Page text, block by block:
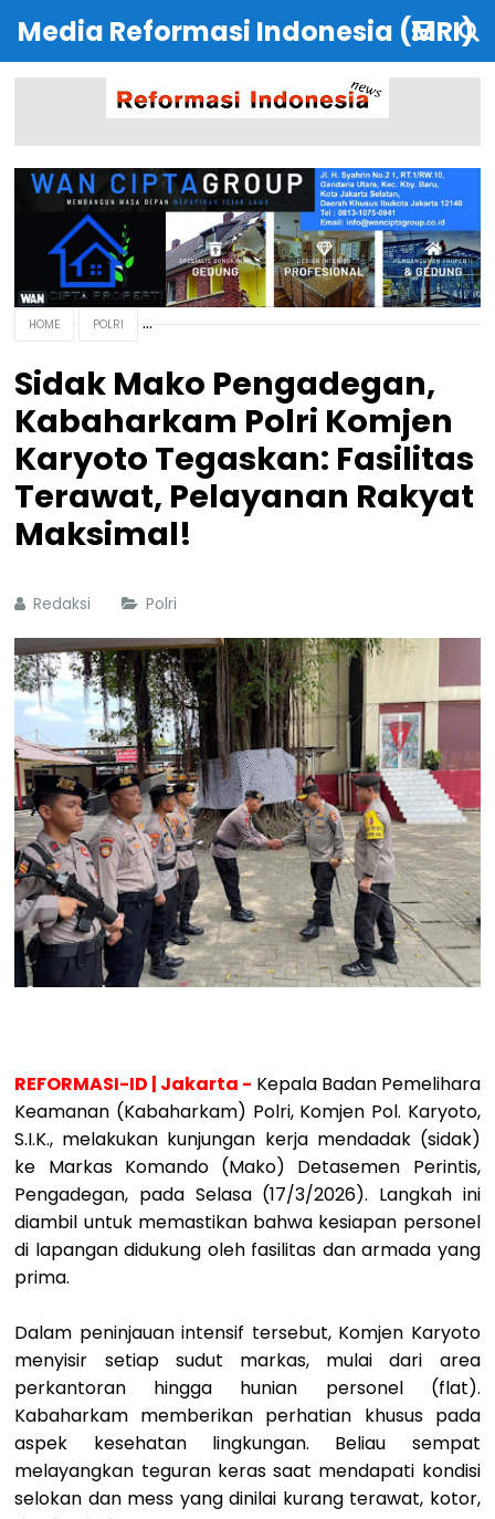
Media Reformasi Indonesia (MRI)
HOME POLRI
Sidak Mako Pengadegan,
Kabaharkam Polri Komjen
Karyoto Tegaskan: Fasilitas
Terawat, Pelayanan Rakyat
Maksimal!
Redaksi Polri
REFORMASI-ID | Jakarta - Kepala Badan Pemelihara
Keamanan (Kabaharkam) Polri, Komjen Pol. Karyoto,
S.I.K., melakukan kunjungan kerja mendadak (sidak)
ke Markas Komando (Mako) Detasemen Perintis,
Pengadegan, pada Selasa (17/3/2026). Langkah ini
diambil untuk memastikan bahwa kesiapan personel
di lapangan didukung oleh fasilitas dan armada yang
prima.
Dalam peninjauan intensif tersebut, Komjen Karyoto
menyisir setiap sudut markas, mulai dari area
perkantoran hingga hunian personel (flat).
Kabaharkam memberikan perhatian khusus pada
aspek kesehatan lingkungan. Beliau sempat
melayangkan teguran keras saat mendapati kondisi
selokan dan mess yang dinilai kurang terawat, kotor,